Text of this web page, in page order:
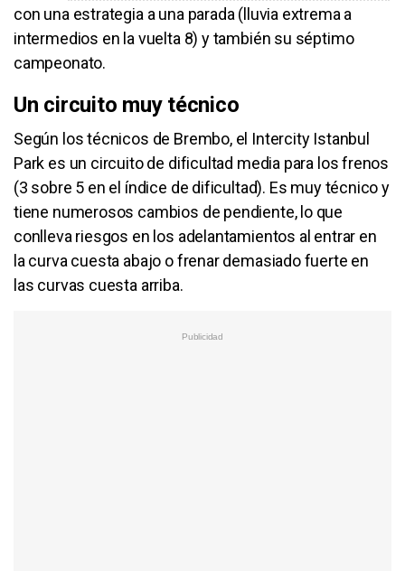
con una estrategia a una parada (lluvia extrema a
intermedios en la vuelta 8) y también su séptimo
campeonato.
Un circuito muy técnico
Según los técnicos de Brembo, el Intercity Istanbul
Park es un circuito de dificultad media para los frenos
(3 sobre 5 en el índice de dificultad). Es muy técnico y
tiene numerosos cambios de pendiente, lo que
conlleva riesgos en los adelantamientos al entrar en
la curva cuesta abajo o frenar demasiado fuerte en
las curvas cuesta arriba.